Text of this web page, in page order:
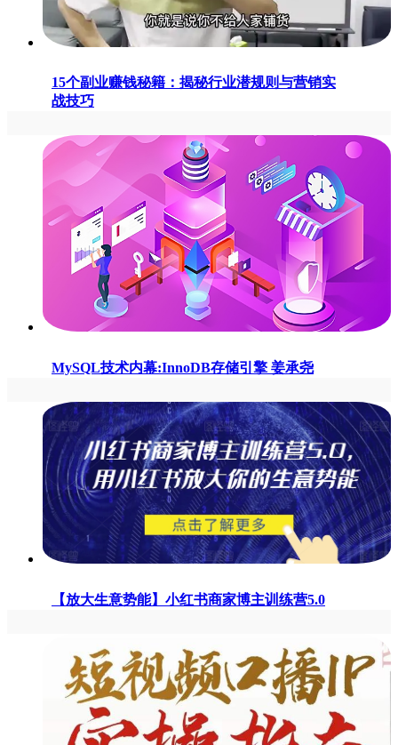
15个副业赚钱秘籍：揭秘行业潜规则与营销实
战技巧
MySQL技术内幕:InnoDB存储引擎 姜承尧
【放大生意势能】小红书商家博主训练营5.0